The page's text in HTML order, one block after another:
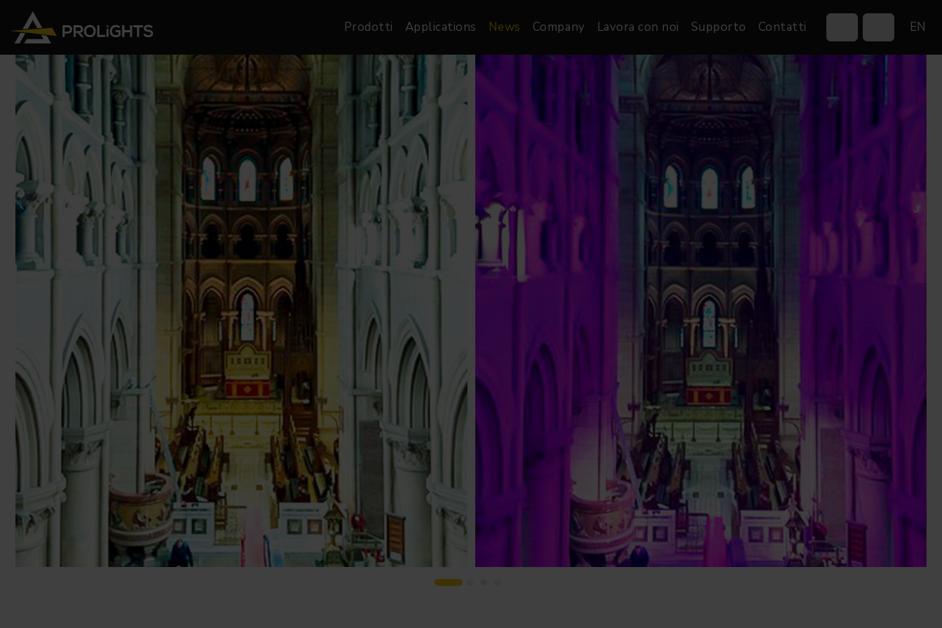
Prodotti
Teste Mobili
Profile
Beam & Hybrid
Pars & Wash
Strobes e Blinders
Pixel Mapping
Proiettori a Batteria
Theatre, Film &
Studio
Fresnel
Soft Lights
Cyclorama
Architetturale
Proiettori di Immagini
Floods
Spots
Proiettori Gallery
Proiettori lineari
Pendants
Schermi LED XR-VP
Control Systems
Controllers
Wireless DMX Boxes
Networking &
Distribution
Software
Custom gobos
Applications
Touring Teatro TV & Broadcast Film Eventi & Fiere
Navi da crociera Houses of Worship Galleries Architectural Exteriors
News Company Lavora con noi Supporto Contatti EN